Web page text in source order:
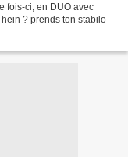
fois-ci, en DUO avec
? prends ton stabilo